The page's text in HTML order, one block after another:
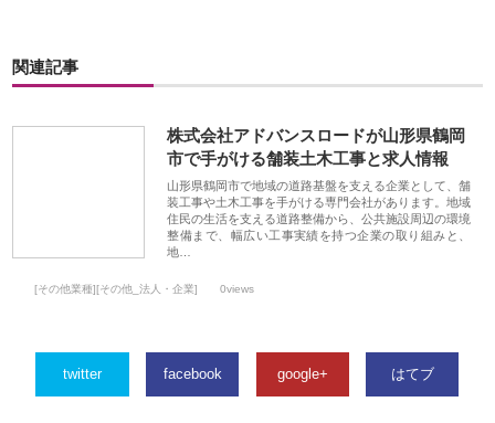
関連記事
株式会社アドバンスロードが山形県鶴岡
市で手がける舗装土木工事と求人情報
山形県鶴岡市で地域の道路基盤を支える企業として、舗
装工事や土木工事を手がける専門会社があります。地域
住民の生活を支える道路整備から、公共施設周辺の環境
整備まで、幅広い工事実績を持つ企業の取り組みと、
地…
[その他業種][その他_法人・企業] 0views
twitter facebook google+ はてブ